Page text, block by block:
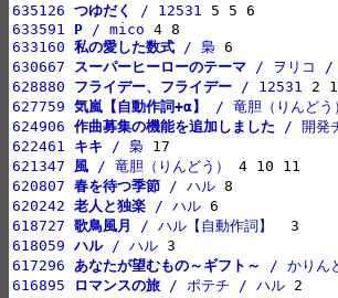
635126 つゆだく / 12531
633591 P / mico
633160 私の愛した数式 / 梟
630667
スーパーヒーローのテーマ / ヲリコ /
628880 フライデー、フライデー / 12531
627759 気嵐【自動作詞+α】 / 竜胆（りんどう
624906 作曲募集の機能を追加しました / 開発
622461 キキ / 梟
621347 風 / 竜胆（りんどう）
620807 春を待つ季節 / ハル
620242 老人と独楽 / ハル
618727 歌鳥風月 / ハル【自動作詞】
618059 ハル / ハル
617296 あなたが望むもの～ギフト～ / かりん
616895
ロマンスの旅 / ポテチ / ハル